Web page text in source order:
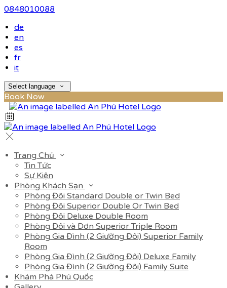
0848010088
de
en
es
fr
it
Select language
Book Now
Trang Chủ
Tin Tức
Sự Kiện
Phòng Khách Sạn
Phòng Đôi Standard Double or Twin Bed
Phòng Đôi Superior Double Or Twin Bed
Phòng Đôi Deluxe Double Room
Phòng Đôi và Đơn Superior Triple Room
Phòng Gia Đình (2 Giường Đôi) Superior Family
Room
Phòng Gia Đình (2 Giường Đôi) Deluxe Family
Phòng Gia Đình (2 Giường Đôi) Family Suite
Khám Phá Phú Quốc